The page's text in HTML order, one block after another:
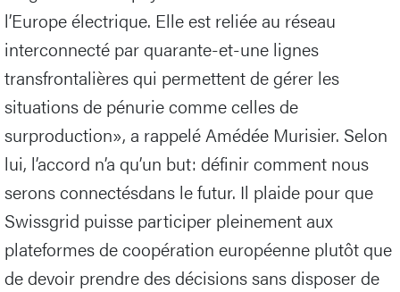
l’Europe électrique. Elle est reliée au réseau
interconnecté par quarante-et-une lignes
transfrontalières qui permettent de gérer les
situations de pénurie comme celles de
surproduction», a rappelé Amédée Murisier. Selon
lui, l’accord n’a qu’un but: définir comment nous
serons connectésdans le futur. Il plaide pour que
Swissgrid puisse participer pleinement aux
plateformes de coopération européenne plutôt que
de devoir prendre des décisions sans disposer de